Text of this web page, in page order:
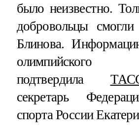
было неизвестно.
добровольцы
Блинова.
олимпийского
подтвердила
секретарь
спорта России